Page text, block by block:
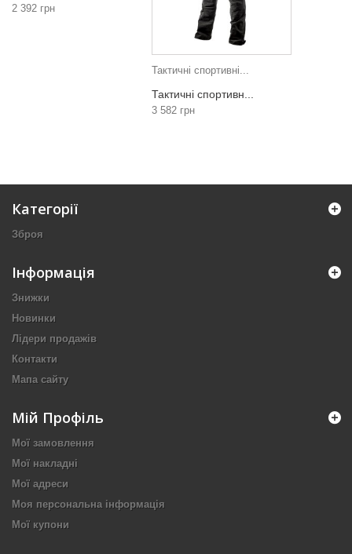
2 392 грн
Тактичні спортивні...
Тактичні спортивн...
3 582 грн
Категорії
Зброя
Інформація
Знижки
Новинки
Лідери продажів
Контакти
Мапа сайту
Мій Профіль
Мої замовлення
Мої накладні
Мої адреси
Моя персональна інформація
Мої купони